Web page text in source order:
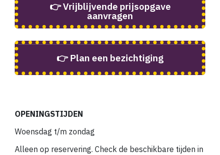
👉 Vrijblijvende prijsopgave
aanvragen
👉 Plan een bezichtiging
OPENINGSTIJDEN
Woensdag t/m zondag
Alleen op reservering. Check de beschikbare tijden in